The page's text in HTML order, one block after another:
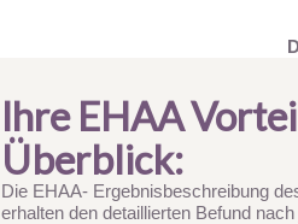
Ihre EHAA
Überblick:
Die EHAA- Ergebnisbeschreibung
erhalten den detaillierten Befund